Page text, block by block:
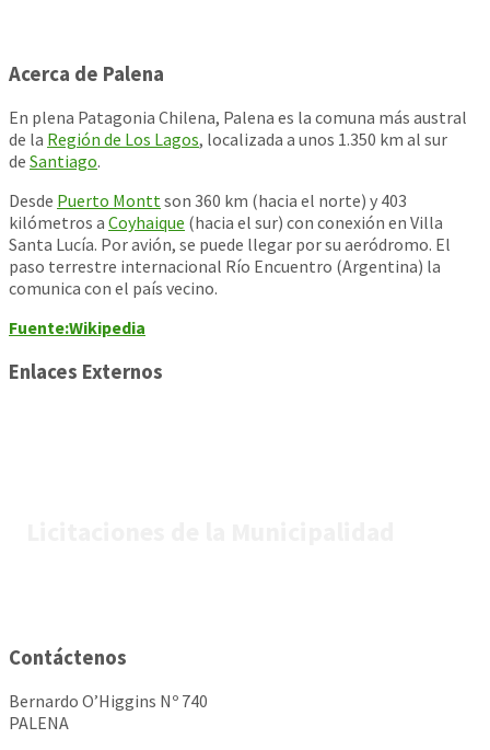
Acerca de Palena
En plena Patagonia Chilena, Palena es la comuna más austral
de la Región de Los Lagos, localizada a unos 1.350 km al sur
de Santiago.
Desde Puerto Monttson 360 km (hacia el norte) y 403
kilómetros a Coyhaique (hacia el sur) con conexión en Villa
Santa Lucía. Por avión, se puede llegar por su aeródromo. El
paso terrestre internacional Río Encuentro (Argentina) la
comunica con el país vecino.
Fuente:Wikipedia
Enlaces Externos
Contáctenos
Bernardo O’Higgins Nº 740
PALENA